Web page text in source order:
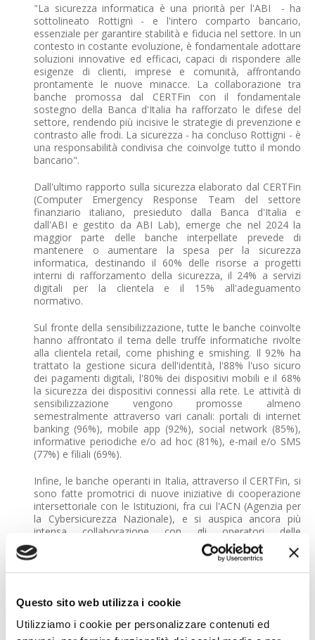
Questo sito web utilizza i cookie
Utilizziamo i cookie per personalizzare contenuti ed
"La sicurezza informatica è una priorità per l'ABI - ha
sottolineato Rottigni - e l'intero comparto bancario,
essenziale per garantire stabilità e fiducia nel settore. In un
contesto in costante evoluzione, è fondamentale adottare
soluzioni innovative ed efficaci, capaci di rispondere alle
esigenze di clienti, imprese e comunità, affrontando
prontamente le nuove minacce. La collaborazione tra
banche promossa dal CERTFin con il fondamentale
sostegno della Banca d'Italia ha rafforzato le difese del
settore, rendendo più incisive le strategie di prevenzione e
contrasto alle frodi. La sicurezza - ha concluso Rottigni - è
una responsabilità condivisa che coinvolge tutto il mondo
bancario".
Dall'ultimo rapporto sulla sicurezza elaborato dal CERTFin
(Computer Emergency Response Team del settore
finanziario italiano, presieduto dalla Banca d'Italia e
dall'ABI e gestito da ABI Lab), emerge che nel 2024 la
maggior parte delle banche interpellate prevede di
mantenere o aumentare la spesa per la sicurezza
informatica, destinando il 60% delle risorse a progetti
interni di rafforzamento della sicurezza, il 24% a servizi
digitali per la clientela e il 15% all'adeguamento
normativo.
Sul fronte della sensibilizzazione, tutte le banche coinvolte
hanno affrontato il tema delle truffe informatiche rivolte
alla clientela retail, come phishing e smishing. Il 92% ha
trattato la gestione sicura dell'identità, l'88% l'uso sicuro
dei pagamenti digitali, l'80% dei dispositivi mobili e il 68%
la sicurezza dei dispositivi connessi alla rete. Le attività di
sensibilizzazione vengono promosse almeno
semestralmente attraverso vari canali: portali di internet
banking (96%), mobile app (92%), social network (85%),
informative periodiche e/o ad hoc (81%), e-mail e/o SMS
(77%) e filiali (69%).
Infine, le banche operanti in Italia, attraverso il CERTFin, si
sono fatte promotrici di nuove iniziative di cooperazione
intersettoriale con le Istituzioni, fra cui l'ACN (Agenzia per
la Cybersicurezza Nazionale), e si auspica ancora più
intensa collaborazione con gli operatori delle
telecomunicazioni per migliorare la prevenzione dei rischi
cibernetici e dei crimini informatici.
sensibilizzazione sulla sicurezza informatica, condotte dal
CERTFin in collaborazione con ABI, Banca d'Italia, Ivass,
singole banche e intermediari assicurativi. Tra le principali
iniziative promosse ci sono le campagne "I Navigati -